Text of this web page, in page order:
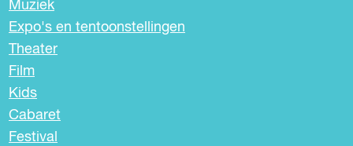
Muziek
Expo's en tentoonstellingen
Theater
Film
Kids
Cabaret
Festival